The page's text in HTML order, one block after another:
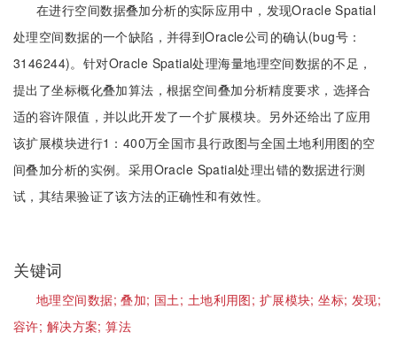
在进行空间数据叠加分析的实际应用中，发现Oracle Spatial
处理空间数据的一个缺陷，并得到Oracle公司的确认(bug号：
3146244)。针对Oracle Spatial处理海量地理空间数据的不足，
提出了坐标概化叠加算法，根据空间叠加分析精度要求，选择合
适的容许限值，并以此开发了一个扩展模块。另外还给出了应用
该扩展模块进行1：400万全国市县行政图与全国土地利用图的空
间叠加分析的实例。采用Oracle Spatial处理出错的数据进行测
试，其结果验证了该方法的正确性和有效性。
关键词
地理空间数据;叠加; 国土; 土地利用图; 扩展模块;坐标; 发现;
容许; 解决方案;算法